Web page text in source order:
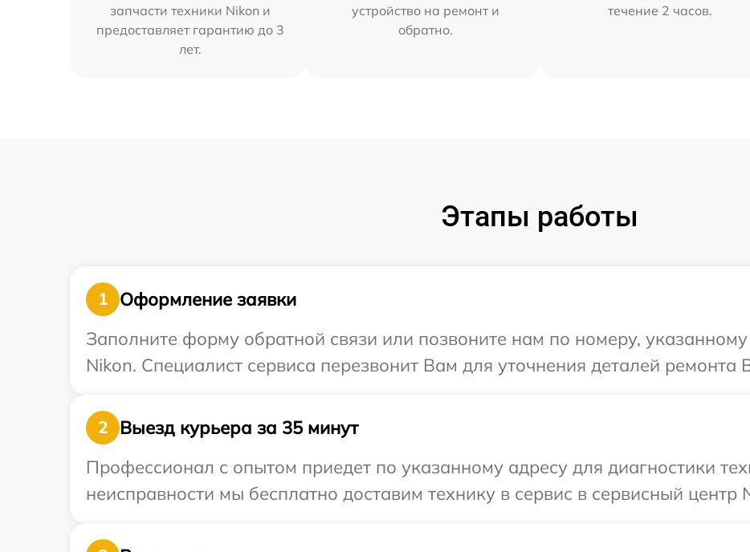
запчасти техники Nikon и
предоставляет гарантию до 3
лет.
устройство на ремонт и
обратно.
течение 2 часов.
Этапы работы
1
Оформление заявки
Заполните форму обратной связи или позвоните нам по номеру, указанному
Nikon. Специалист сервиса перезвонит Вам для уточнения деталей ремонта
2
Выезд курьера за 35 минут
Профессионал с опытом приедет по указанному адресу для диагностики
неисправности мы бесплатно доставим технику в сервис в сервисный центр